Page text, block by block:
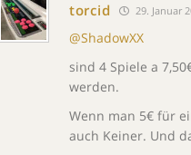
torcid 29. Januar
@ShadowXX
sind 4 Spiele a
werden.
Wenn man 5€ für
auch Keiner. Und